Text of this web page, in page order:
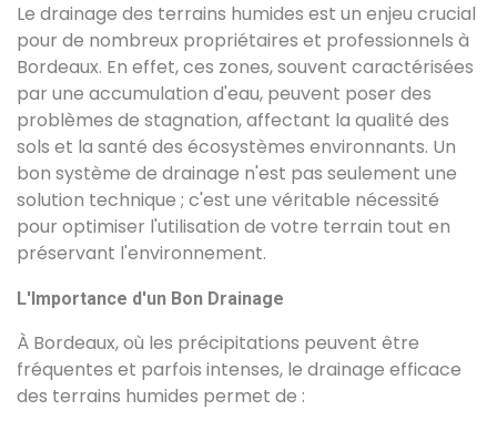
Le drainage des terrains humides est un enjeu crucial
pour de nombreux propriétaires et professionnels à
Bordeaux. En effet, ces zones, souvent caractérisées
par une accumulation d'eau, peuvent poser des
problèmes de stagnation, affectant la qualité des
sols et la santé des écosystèmes environnants. Un
bon système de drainage n'est pas seulement une
solution technique ; c'est une véritable nécessité
pour optimiser l'utilisation de votre terrain tout en
préservant l'environnement.
L'Importance d'un Bon Drainage
À Bordeaux, où les précipitations peuvent être
fréquentes et parfois intenses, le drainage efficace
des terrains humides permet de :